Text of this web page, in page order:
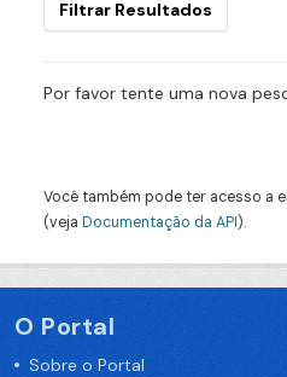
Filtrar Resultados
Por favor tente uma nova
Você também pode ter acesso a
(veja Documentação da API).
O Portal
Sobre o Portal